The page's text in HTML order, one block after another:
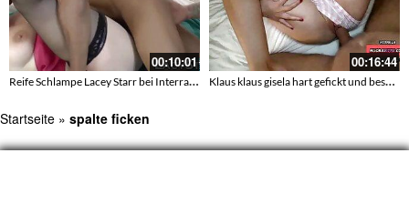
00:10:01
Reife Schlampe Lacey Starr bei Interracial Fick mit Freunden
00:16:44
Klaus klaus gisela hart gefickt und besamt
Startseite » spalte ficken